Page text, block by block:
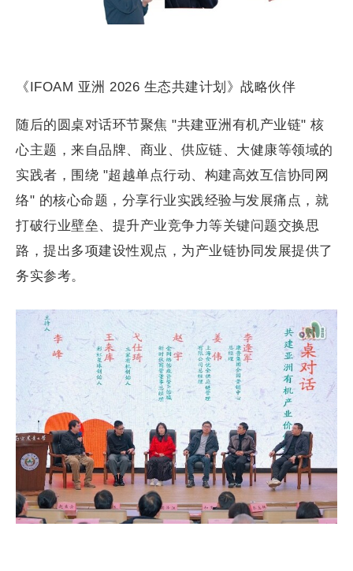
《IFOAM 亚洲 2026 生态共建计划》战略伙伴
随后的圆桌对话环节聚焦 "共建亚洲有机产业链" 核
心主题，来自品牌、商业、供应链、大健康等领域的
实践者，围绕 "超越单点行动、构建高效互信协同网
络" 的核心命题，分享行业实践经验与发展痛点，就
打破行业壁垒、提升产业竞争力等关键问题交换思
路，提出多项建设性观点，为产业链协同发展提供了
务实参考。